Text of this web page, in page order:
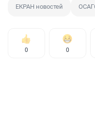
ЕКРАН новостей
0 0